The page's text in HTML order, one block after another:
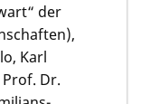
der
Karl
Dr.